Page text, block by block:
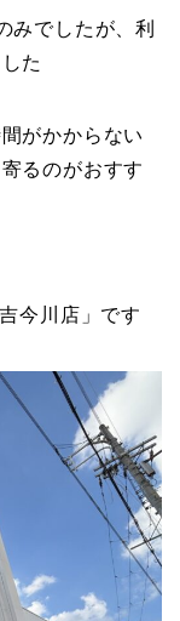
みでしたが、利
た
がかからない
るのがおすす
今川店」です